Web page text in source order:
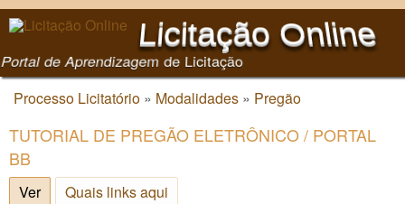
Pular para o conteúdo
principal
Licitação Online
Portal de Aprendizagem de Licitação
Você está aqui
Processo Licitatório » Modalidades » Pregão
TUTORIAL DE PREGÃO ELETRÔNICO / PORTAL
BB
Ver(aba ativa)
Quais links aqui